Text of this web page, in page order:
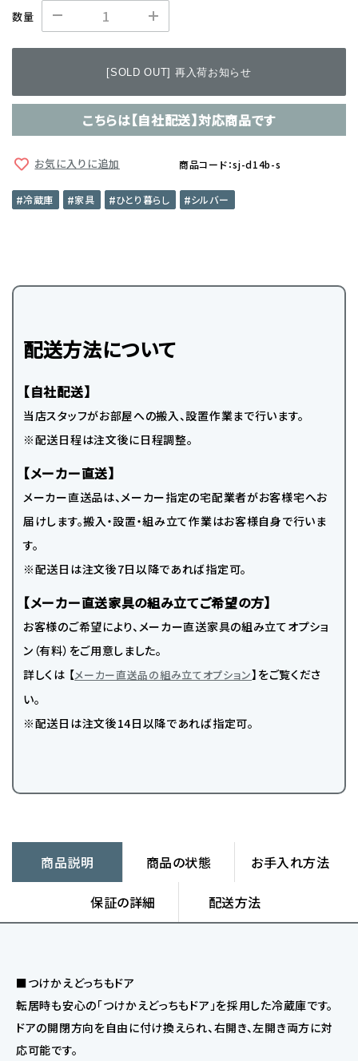
数量
[SOLD OUT] 再入荷お知らせ
こちらは【自社配送】対応商品です
お気に入りに追加 商品コード：sj-d14b-s
冷蔵庫 家具 ひとり暮らし シルバー
配送方法について
【自社配送】
当店スタッフがお部屋への搬入、設置作業まで行います。
※配送日程は注文後に日程調整。
【メーカー直送】
メーカー直送品は、メーカー指定の宅配業者がお客様宅へお
届けします。搬入・設置・組み立て作業はお客様自身で行いま
す。
※配送日は注文後7日以降であれば指定可。
【メーカー直送家具の組み立てご希望の方】
お客様のご希望により、メーカー直送家具の組み立てオプショ
ン（有料）をご用意しました。
詳しくは 【メーカー直送品の組み立てオプション】をご覧くださ
い。
※配送日は注文後14日以降であれば指定可。
商品説明 商品の状態 お手入れ方法
保証の詳細 配送方法
■つけかえどっちもドア
転居時も安心の「つけかえどっちもドア」を採用した冷蔵庫です。
ドアの開閉方向を自由に付け換えられ、右開き、左開き両方に対
応可能です。